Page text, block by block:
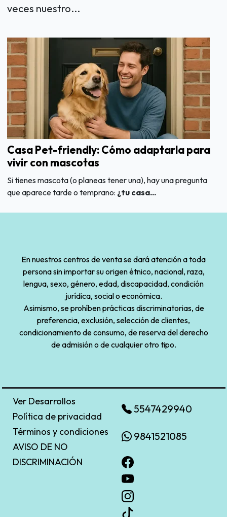
veces nuestro...
Casa Pet-friendly: Cómo adaptarla para
vivir con mascotas
Si tienes mascota (o planeas tener una), hay una pregunta
que aparece tarde o temprano: ¿tu casa...
En nuestros centros de venta se dará atención a toda
persona sin importar su origen étnico, nacional, raza,
lengua, sexo, género, edad, discapacidad, condición
jurídica, social o económica.
Asimismo, se prohíben prácticas discriminatorias, de
preferencia, exclusión, selección de clientes,
condicionamiento de consumo, de reserva del derecho
de admisión o de cualquier otro tipo.
Ver Desarrollos
Política de privacidad
Términos y condiciones
AVISO DE NO
DISCRIMINACIÓN
5547429940
9841521085